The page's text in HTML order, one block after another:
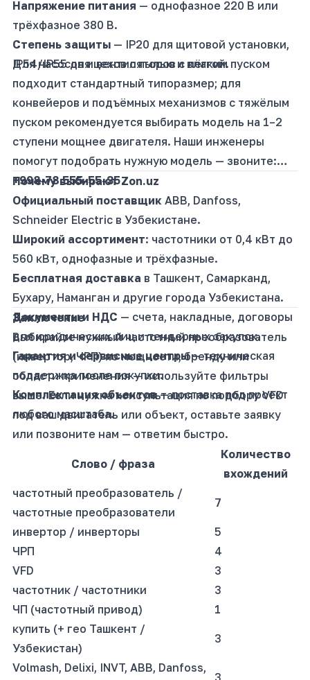
Напряжение питания — однофазное 220 В или
трёхфазное 380 В.
Степень защиты— IP20 для щитовой установки,
IP54/IP55 для цехов с пылью и влагой.
Для насосов и вентиляторов с лёгким пуском
подходит стандартный типоразмер; для
конвейеров и подъёмных механизмов с тяжёлым
пуском рекомендуется выбирать модель на 1–2
ступени мощнее двигателя. Наши инженеры
помогут подобрать нужную модель — звоните:
+998-78 555-55-35.
Почему выбирают Zon.uz
Официальный поставщик ABB, Danfoss,
Schneider Electric в Узбекистане.
Широкий ассортимент: частотники от 0,4 кВт до
560 кВт, однофазные и трёхфазные.
Бесплатная доставка в Ташкент, Самарканд,
Бухару, Наманган и другие города Узбекистана.
Документы и НДС — счета, накладные, договоры
для юридических лиц и тендерных закупок.
Гарантия и сервисные центры— техническая
поддержка после покупки.
Комплектация объектов— поставка под проект
любого масштаба.
Заключение
Выбирайте нужный частотный преобразователь
(инвертор, ЧРП) по мощности, бренду или
области применения — используйте фильтры
выше. Если нужна консультация по подбору VFD
под ваш двигатель или объект, оставьте заявку
или позвоните нам — ответим быстро.
Слово / фраза
Количество
вхождений
частотный преобразователь /
частотные преобразователи
7
инвертор / инверторы
5
ЧРП
4
VFD
3
частотник / частотники
3
ЧП (частотный привод)
1
купить (+ гео Ташкент /
Узбекистан)
3
Volmash, Delixi, INVT, ABB, Danfoss,
3